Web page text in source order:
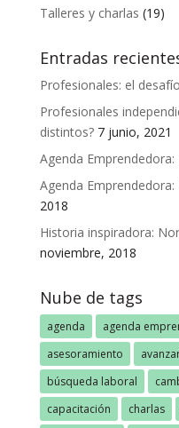
Talleres y charlas (19)
Entradas
Profesionales: el
Profesionales
distintos? 7 junio, 2021
Agenda Emprendedora:
Agenda
2018
Historia inspiradora:
noviembre, 2018
Nube de tags
agenda agenda
asesoramiento
búsqueda laboral
capacitación
charlas